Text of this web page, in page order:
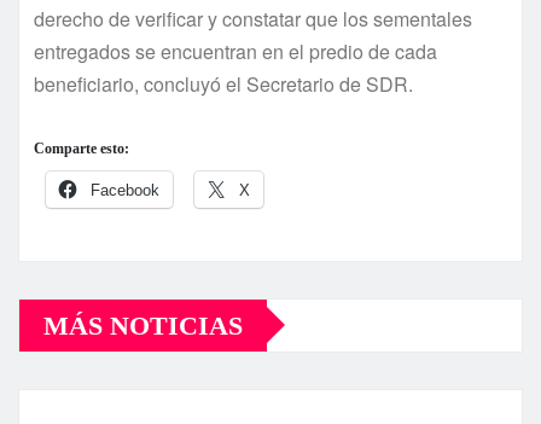
derecho de verificar y constatar que los sementales
entregados se encuentran en el predio de cada
beneficiario, concluyó el Secretario de SDR.
Comparte esto:
Facebook X
MÁS NOTICIAS